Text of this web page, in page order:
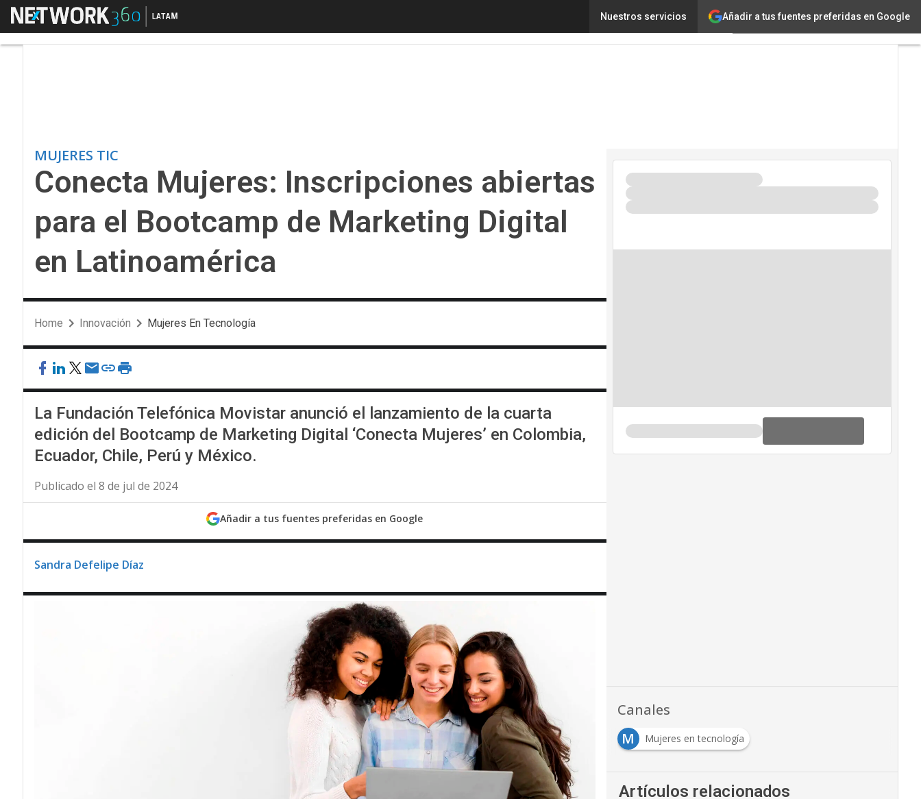
Añadir a tus fuentes preferidas en Google
Nuestros servicios
Menú Conecta Mujeres: Inscripciones abiertas para el Bootcamp de Marketing Digital en LatinoaméricaTecnología
Artificial
Ciberseguridad
MUJERES TIC
Conecta Mujeres: Inscripciones abiertas
para el Bootcamp de Marketing Digital
en Latinoamérica
Home Innovación Mujeres En Tecnología
La Fundación Telefónica Movistar anunció el lanzamiento de la cuarta
edición del Bootcamp de Marketing Digital ‘Conecta Mujeres’ en Colombia,
Ecuador, Chile, Perú y México.
Publicado el 8 de jul de 2024
Añadir a tus fuentes preferidas en Google
Sandra Defelipe Díaz
Canales
M
Mujeres en tecnología
Artículos relacionados